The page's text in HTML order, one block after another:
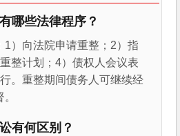
哪些法律程序？
1）向法院申请重整；2）指
整计划；4）债权人会议表
。重整期间债务人可继续经
有何区别？